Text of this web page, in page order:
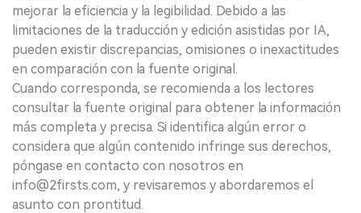
mejorar la eficiencia y la legibilidad. Debido a las
limitaciones de la traducción y edición asistidas por IA,
pueden existir discrepancias, omisiones o inexactitudes
en comparación con la fuente original.
Cuando corresponda, se recomienda a los lectores
consultar la fuente original para obtener la información
más completa y precisa. Si identifica algún error o
considera que algún contenido infringe sus derechos,
póngase en contacto con nosotros en
info@2firsts.com, y revisaremos y abordaremos el
asunto con prontitud.